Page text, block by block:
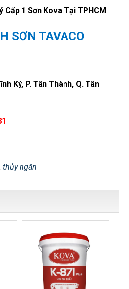
Cấp 1 Sơn Kova Tại TPHCM
SƠN TAVACO
Ký, P. Tân Thành, Q. Tân
, thủy ngân